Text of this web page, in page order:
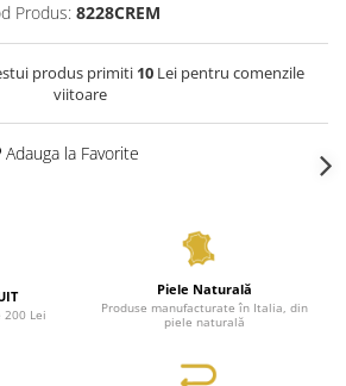
Produs: 8228CREM
produs primiti 10Lei pentru comenzile
viitoare
Adauga la Favorite
200 Lei
Piele Naturală
Produse manufacturate în Italia, din
piele naturală